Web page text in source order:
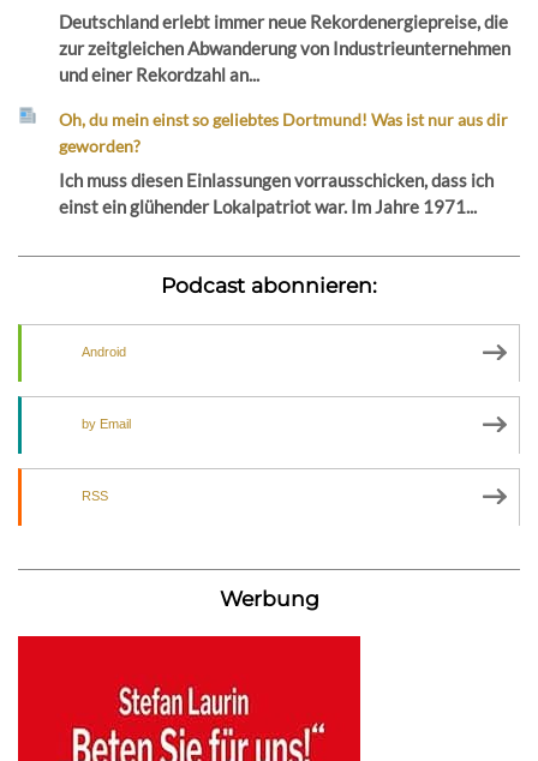
Deutschland erlebt immer neue Rekordenergiepreise, die
zur zeitgleichen Abwanderung von Industrieunternehmen
und einer Rekordzahl an...
Oh, du mein einst so geliebtes Dortmund! Was ist nur aus dir
geworden?
Ich muss diesen Einlassungen vorrausschicken, dass ich
einst ein glühender Lokalpatriot war. Im Jahre 1971...
Podcast abonnieren:
Android
by Email
RSS
Werbung